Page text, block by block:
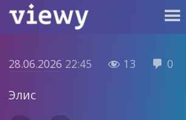

28.06.2026 22:45  13  0
Элис